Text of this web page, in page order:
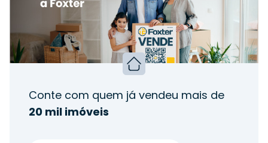
Conte com quem já vendeu mais de
20 mil imóveis